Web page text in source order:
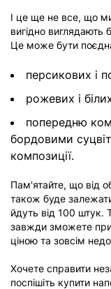
І це ще не все, що
вигідно виглядають
Це може бути
персикових і
рожевих і
попередню
бордовими
композиції.
Пам'ятайте, що від
також буде
йдуть від 100
завжди зможете
ціною та зовсім
Хочете справити
поспішіть купити